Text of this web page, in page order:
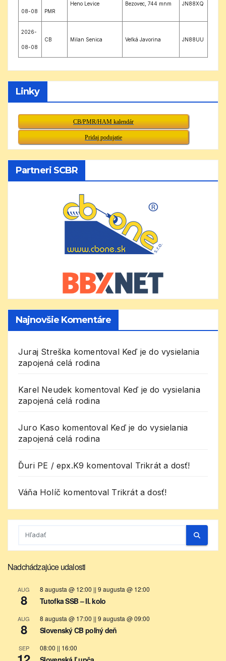
08-08 PMR
Heno Levice Bezovec, 744 mnm JN88XQ
2026-
08-08
CB Milan Senica Veľká Javorina JN88UU
Linky
CB/PMR/HAM kalendár
Pridaj podujatie
Partneri SCBR
Najnovšie Komentáre
Juraj Streška komentoval Keď je do vysielania
zapojená celá rodina
Karel Neudek komentoval Keď je do vysielania
zapojená celá rodina
Juro Kaso komentoval Keď je do vysielania
zapojená celá rodina
Ďuri PE / epx.K9 komentoval Trikrát a dosť!
Váňa Holíč komentoval Trikrát a dosť!
Nadchádzajúce udalosti
AUG
8
8 augusta @ 12:00 || 9 augusta @ 12:00
Tutofka SSB – II. kolo
AUG
8
8 augusta @ 17:00 || 9 augusta @ 09:00
Slovenský CB poľný deň
SEP 08:00 || 16:00